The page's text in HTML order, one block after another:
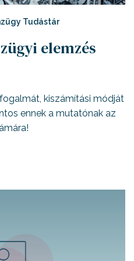
Tudástár
elemzés
kiszámítási módját
ennek a mutatónak az